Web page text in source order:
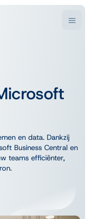
Central
en data. Dankzij
Business Central en
teams efficiënter,